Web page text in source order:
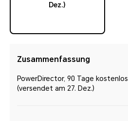
Dez.)
Zusammenfassung
PowerDirector, 90 Tage kostenlos
(versendet am 27. Dez.)